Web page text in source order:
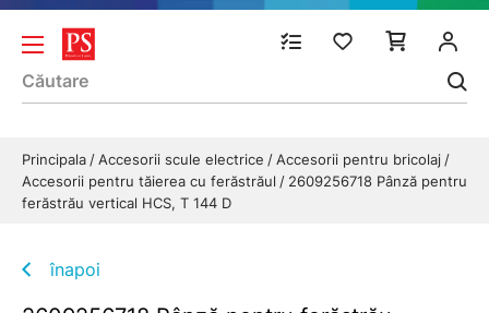
Principala Accesorii scule electrice
Accesorii pentru bricolaj
Accesorii pentru tăierea cu ferăstrăul
2609256718 Pânză pentru
ferăstrău vertical HCS, T 144 D
înapoi